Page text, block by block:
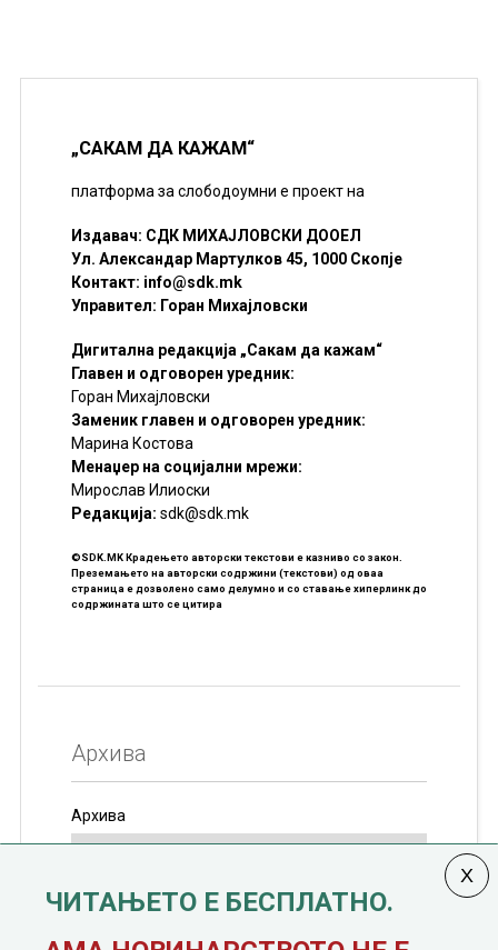
„САКАМ ДА КАЖАМ“
платформа за слободоумни е проект на
Издавач: СДК МИХАЈЛОВСКИ ДООЕЛ
Ул. Александар Мартулков 45, 1000 Скопје
Контакт: info@sdk.mk
Управител: Горан Михајловски
Дигитална редакција „Сакам да кажам“
Главен и одговорен уредник:
Горан Михајловски
Заменик главен и одговорен уредник:
Марина Костова
Менаџер на социјални мрежи:
Мирослав Илиоски
Редакцијa: sdk@sdk.mk
©SDK.MK Крадењето авторски текстови е казниво со закон.
Преземањето на авторски содржини (текстови) од оваа
страница е дозволено само делумно и со ставање хиперлинк до
содржината што се цитира
Архива
Архива
ЧИТАЊЕТО Е БЕСПЛАТНО.